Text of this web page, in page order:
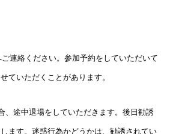
連絡ください。参加予約をしていただいて
ていただくことがあります。
、途中退場をしていただきます。後日勧誘
ます。迷惑行為かどうかは、勧誘されてい